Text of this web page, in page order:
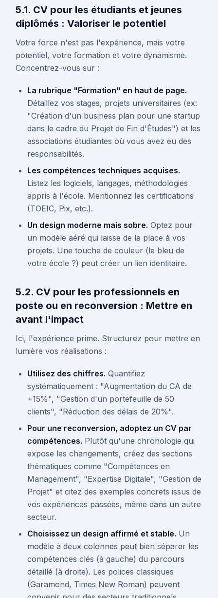
5.1. CV pour les étudiants et jeunes
diplômés : Valoriser le potentiel
Votre force n'est pas l'expérience, mais votre
potentiel, votre formation et votre dynamisme.
Concentrez-vous sur :
La rubrique "Formation" en haut de page.
Détaillez vos stages, projets universitaires (ex:
"Création d'un business plan pour une startup
dans le cadre du Projet de Fin d'Études") et les
associations étudiantes où vous avez eu des
responsabilités.
Les compétences techniques acquises.
Listez les logiciels, langages, méthodologies
appris à l'école. Mentionnez les certifications
(TOEIC, Pix, etc.).
Un design moderne mais sobre. Optez pour
un modèle aéré qui laisse de la place à vos
projets. Une touche de couleur (le bleu de
votre école ?) peut créer un lien identitaire.
5.2. CV pour les professionnels en
poste ou en reconversion : Mettre en
avant l'impact
Ici, l'expérience prime. Structurez pour mettre en
lumière vos réalisations :
Utilisez des chiffres. Quantifiez
systématiquement : "Augmentation du CA de
+15%", "Gestion d'un portefeuille de 50
clients", "Réduction des délais de 20%".
Pour une reconversion, adoptez un CV par
compétences. Plutôt qu'une chronologie qui
expose les changements, créez des sections
thématiques comme "Compétences en
Management", "Expertise Digitale", "Gestion de
Projet" et citez des exemples concrets issus de
vos expériences passées, même dans un autre
secteur.
Choisissez un design affirmé et stable. Un
modèle à deux colonnes peut bien séparer les
compétences clés (à gauche) du parcours
détaillé (à droite). Les polices classiques
(Garamond, Times New Roman) peuvent